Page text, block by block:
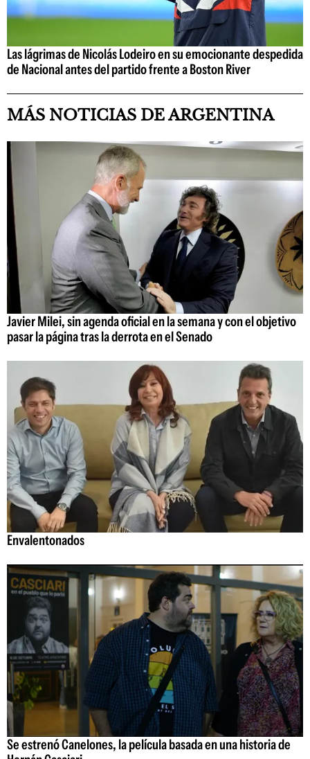
Las lágrimas de Nicolás Lodeiro en su emocionante despedida
de Nacional antes del partido frente a Boston River
MÁS NOTICIAS DE ARGENTINA
Javier Milei, sin agenda oficial en la semana y con el objetivo
pasar la página tras la derrota en el Senado
Envalentonados
Se estrenó Canelones, la película basada en una historia de